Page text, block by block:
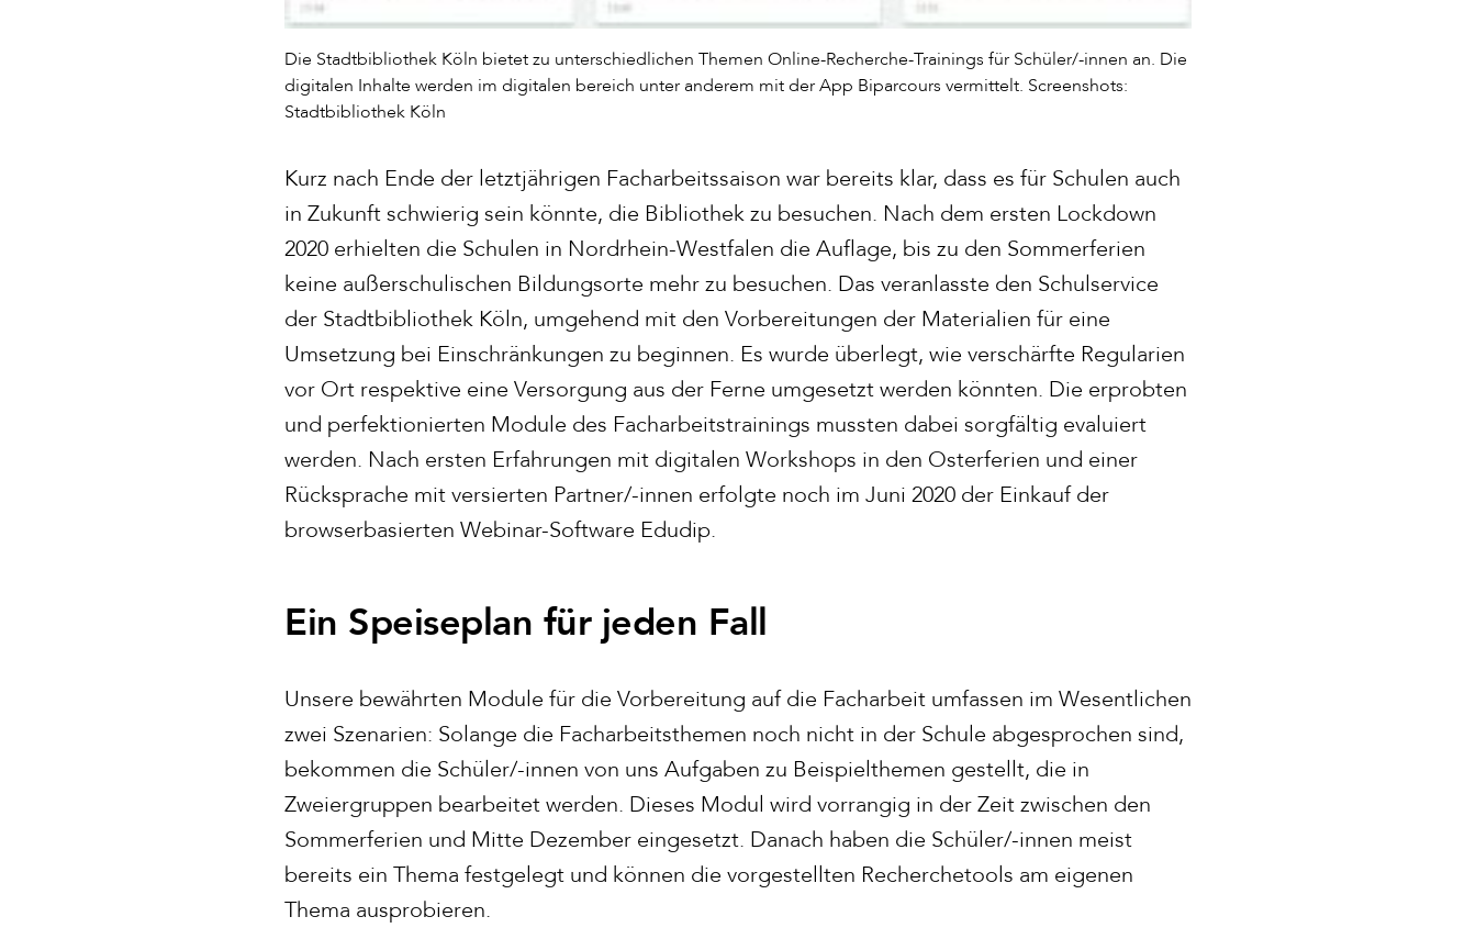
Die Stadtbibliothek Köln bietet zu unterschiedlichen Themen Online-Recherche-Trainings für Schüler/-innen an. Die
digitalen Inhalte werden im digitalen bereich unter anderem mit der App Biparcours vermittelt. Screenshots:
Stadtbibliothek Köln
Kurz nach Ende der letztjährigen Facharbeitssaison war bereits klar, dass es für Schulen auch
in Zukunft schwierig sein könnte, die Bibliothek zu besuchen. Nach dem ersten Lockdown
2020 erhielten die Schulen in Nordrhein-Westfalen die Auflage, bis zu den Sommerferien
keine außerschulischen Bildungsorte mehr zu besuchen. Das veranlasste den Schulservice
der Stadtbibliothek Köln, umgehend mit den Vorbereitungen der Materialien für eine
Umsetzung bei Einschränkungen zu beginnen. Es wurde überlegt, wie verschärfte Regularien
vor Ort respektive eine Versorgung aus der Ferne umgesetzt werden könnten. Die erprobten
und perfektionierten Module des Facharbeitstrainings mussten dabei sorgfältig evaluiert
werden. Nach ersten Erfahrungen mit digitalen Workshops in den Osterferien und einer
Rücksprache mit versierten Partner/-innen erfolgte noch im Juni 2020 der Einkauf der
browserbasierten Webinar-Software Edudip.
Ein Speiseplan für jeden Fall
Unsere bewährten Module für die Vorbereitung auf die Facharbeit umfassen im Wesentlichen
zwei Szenarien: Solange die Facharbeitsthemen noch nicht in der Schule abgesprochen sind,
bekommen die Schüler/-innen von uns Aufgaben zu Beispielthemen gestellt, die in
Zweiergruppen bearbeitet werden. Dieses Modul wird vorrangig in der Zeit zwischen den
Sommerferien und Mitte Dezember eingesetzt. Danach haben die Schüler/-innen meist
bereits ein Thema festgelegt und können die vorgestellten Recherchetools am eigenen
Thema ausprobieren.